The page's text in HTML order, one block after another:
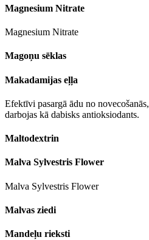
Magnesium Nitrate
Magnesium Nitrate
Magoņu sēklas
Makadamijas eļļa
Efektīvi pasargā ādu no
darbojas kā dabisks antioksiodants.
Maltodextrin
Malva Sylvestris Flower
Malva Sylvestris Flower
Malvas ziedi
Mandeļu rieksti